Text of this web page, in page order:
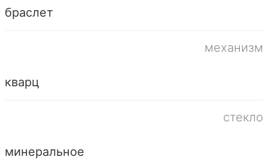
браслет
механизм
кварц
стекло
минеральное